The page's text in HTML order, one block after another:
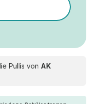
Pullis von AK